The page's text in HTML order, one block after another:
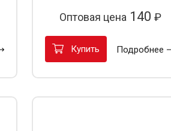
Оптовая цена 140 ₽
Купить Подробнее